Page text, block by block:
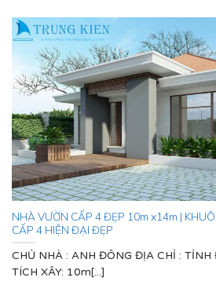
NHÀ VƯỜN CẤP 4 ĐẸP 10m x14m |
CẤP 4 HIỆN ĐẠI ĐẸP
CHỦ NHÀ : ANH ĐÔNG ĐỊA CHỈ : TỈNH
TÍCH XÂY: 10m[...]